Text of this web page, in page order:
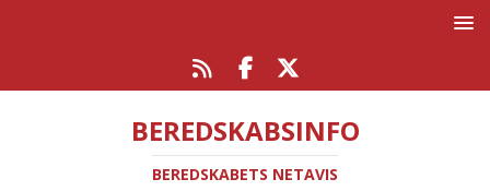
BEREDSKABSINFO
BEREDSKABETS NETAVIS